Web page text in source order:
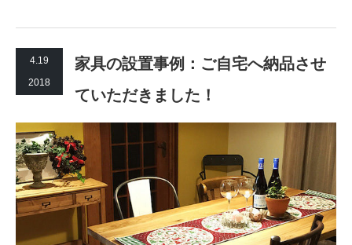
4.19
2018
家具の設置事例：ご自宅へ納品させ
ていただきました！